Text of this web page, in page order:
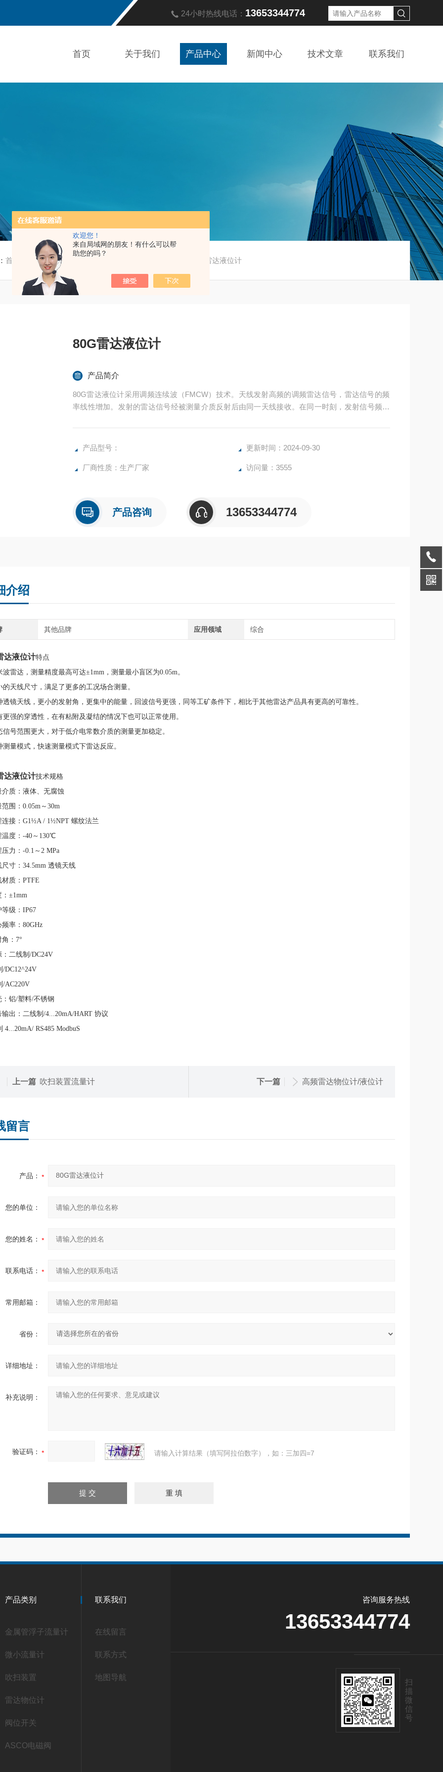
欢迎您！
来自局域网的朋友！有什么可以帮
助您的吗？
24小时热线电话： 13653344774
首页 关于我们 产品中心 新闻中心 技术文章 联系我们
首页 产品中心/ / 80G雷达液位计
80G雷达液位计
产品简介
80G雷达液位计采用调频连续波（FMCW）技术。天线发射高频的调频雷达信号，雷达信号的频
率线性增加。发射的雷达信号经被测量介质反射后由同一天线接收。在同一时刻，发射信号频率
产品型号： 更新时间：2024-09-30
厂商性质：生产厂家 访问量：3555
产品咨询 13653344774
介绍
其他品牌 应用领域 综合
达液位计特点
雷达，测量精度最高可达±1mm，测量最小盲区为0.05m。
天线尺寸，满足了更多的工况场合测量。
镜天线，更小的发射角，更集中的能量，回波信号更强，同等工矿条件下，相比于其他雷达产品具有更高的可靠性。
强的穿透性，在有粘附及凝结的情况下也可以正常使用。
号范围更大，对于低介电常数介质的测量更加稳定。
量模式，快速测量模式下雷达反应。
达液位计技术规格
介质：液体、无腐蚀
围：0.05m～30m
连接：G1½A / 1½NPT 螺纹法兰
温度：-40～130℃
力：-0.1～2 MPa
寸：34.5mm 透镜天线
质：PTFE
±1mm
级：IP67
率：80GHz
：7°
二线制/DC24V
/DC12^24V
/AC220V
：铝/塑料/不锈钢
出：二线制/4...20mA/HART 协议
4...20mA/ RS485 ModbuS
上一篇 吹扫装置流量计 下一篇 高频雷达物位计/液位计
留言
产品：
您的单位：
您的姓名：
联系电话：
常用邮箱：
省份：
详细地址：
补充说明：
验证码： 请输入计算结果（填写阿拉伯数字），如：三加四=7
产品类别
金属管浮子流量计
微小流量计
吹扫装置
雷达物位计
阀位开关
ASCO电磁阀
联系我们
在线留言
联系方式
地图导航
咨询服务热线
13653344774
扫
描
微
信
号